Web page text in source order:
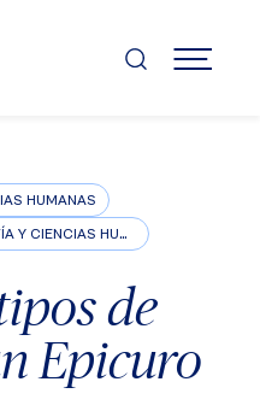
MENÚ
HUMANAS
FACULTAD DE FILOSOFÍA Y CIENCIAS HUMANAS
de
Epicuro